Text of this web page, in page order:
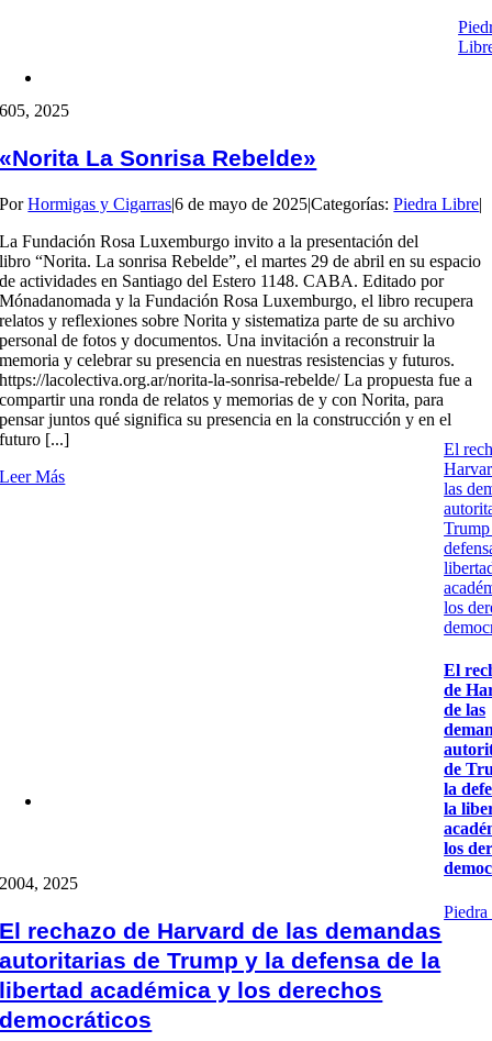
605, 2025
«Norita La Sonrisa Rebelde»
PorHormigas y Cigarras|6 de mayo de 2025|Categorías:Piedra Libre|
La Fundación Rosa Luxemburgo invito a la presentación del
libro “Norita. La sonrisa Rebelde”, el martes 29 de abril en su espacio
de actividades en Santiago del Estero 1148. CABA. Editado por
Mónadanomada y la Fundación Rosa Luxemburgo, el libro recupera
relatos y reflexiones sobre Norita y sistematiza parte de su archivo
personal de fotos y documentos. Una invitación a reconstruir la
memoria y celebrar su presencia en nuestras resistencias y futuros.
https://lacolectiva.org.ar/norita-la-sonrisa-rebelde/ La propuesta fue a
compartir una ronda de relatos y memorias de y con Norita, para
pensar juntos qué significa su presencia en la construcción y en el
futuro [...]
Leer Más
El
las
los
El
de
de las
de
la
la
los
2004, 2025
El rechazo de Harvard de las demandas
autoritarias de Trump y la defensa de la
libertad académica y los derechos
democráticos